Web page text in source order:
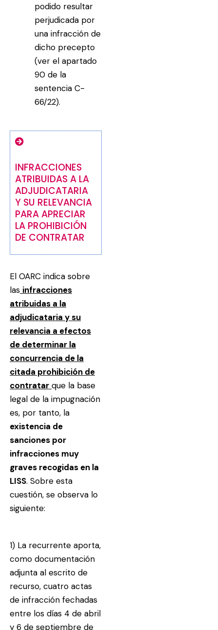
podido resultar
perjudicada por
una infracción de
dicho precepto
(ver el apartado
90 de la
sentencia C-
66/22).
INFRACCIONES
ATRIBUIDAS A LA
ADJUDICATARIA
Y SU RELEVANCIA
PARA APRECIAR
LA PROHIBICIÓN
DE CONTRATAR
El OARC indica sobre
las infracciones
atribuidas a la
adjudicataria y su
relevancia a efectos
de determinar la
concurrencia de la
citada prohibición de
contratar que la base
legal de la impugnación
es, por tanto, la
existencia de
sanciones por
infracciones muy
graves recogidas en la
LISS. Sobre esta
cuestión, se observa lo
siguiente:
1) La recurrente aporta,
como documentación
adjunta al escrito de
recurso, cuatro actas
de infracción fechadas
entre los días 4 de abril
y 6 de septiembre de